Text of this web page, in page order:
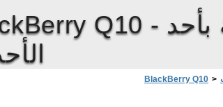
Q10 - بأحد
BlackBerry Q10 >